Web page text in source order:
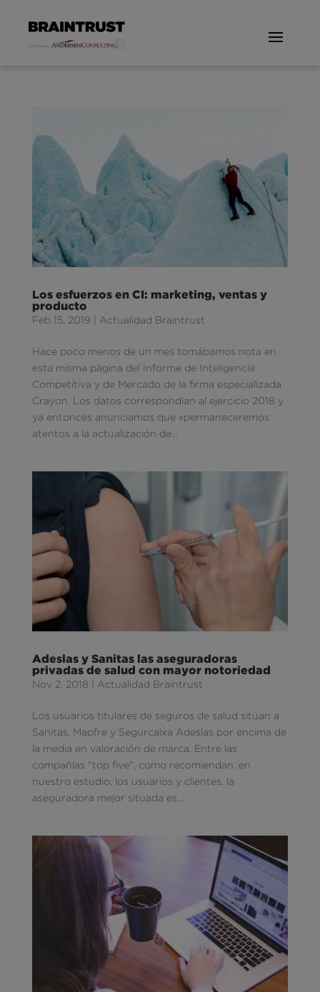
Los esfuerzos en CI: marketing, ventas y
producto
Feb 15, 2019 Actualidad Braintrust
Hace poco menos de un mes tomábamos nota en
esta misma página del Informe de Inteligencia
Competitiva y de Mercado de la firma especializada
Crayon. Los datos correspondían al ejercicio 2018 y
ya entonces anunciamos que «permaneceremos
atentos a la actualización de...
Adeslas y Sanitas las aseguradoras
privadas de salud con mayor notoriedad
Nov 2, 2018 Actualidad Braintrust
Los usuarios titulares de seguros de salud sitúan a
Sanitas, Mapfre y Segurcaixa Adeslas por encima de
la media en valoración de marca. Entre las
compañías “top five”, como recomiendan, en
nuestro estudio, los usuarios y clientes, la
aseguradora mejor situada es...